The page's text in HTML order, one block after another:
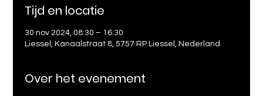
Tijd en locatie
30 nov 2024, 08:30 – 16:30
Liessel, Kanaalstraat 8, 5757 RP Liessel, Nederland
Over het evenement